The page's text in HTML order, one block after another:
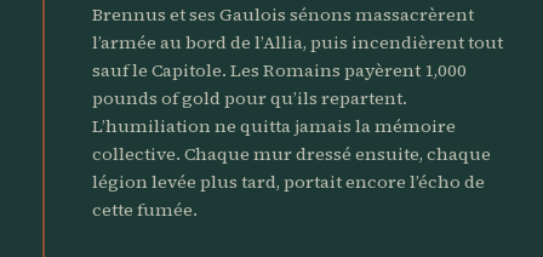
Brennus et ses Gaulois sénons massacrèrent
l’armée au bord de l’Allia, puis incendièrent tout
sauf le Capitole. Les Romains payèrent 1,000
pounds of gold pour qu’ils repartent.
L’humiliation ne quitta jamais la mémoire
collective. Chaque mur dressé ensuite, chaque
légion levée plus tard, portait encore l’écho de
cette fumée.